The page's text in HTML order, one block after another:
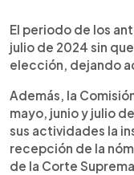
El periodo de los
julio de 2024 sin
elección, dejando
Además, la
mayo, junio y julio
sus actividades la
recepción de la
de la Corte